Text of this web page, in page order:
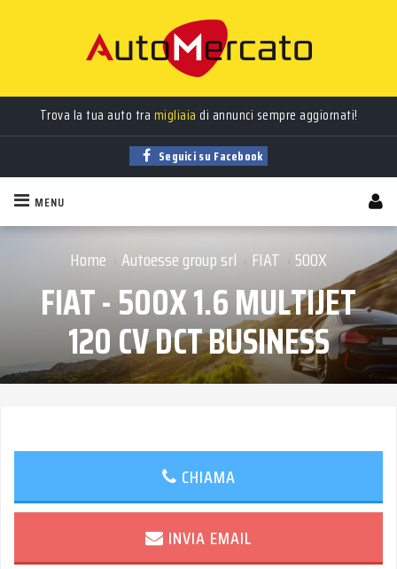
Trova la tua auto tra migliaia di annunci sempre aggiornati!
Seguici su Facebook
MENU
Home › Autoesse group srl › FIAT › 500X
FIAT - 500X 1.6 MULTIJET
120 CV DCT BUSINESS
CHIAMA
INVIA EMAIL